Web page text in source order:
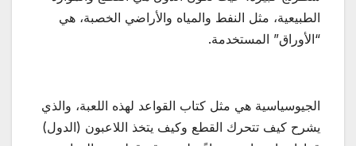
الطبيعية، مثل النفط والمياه والأراضي الخصبة، هي
“الأوراق” المستخدمة.
الجيوسياسية هي مثل كتاب القواعد لهذه اللعبة، والذي
يشرح كيف تتحرك القطع وكيف يتخذ اللاعبون (الدول)